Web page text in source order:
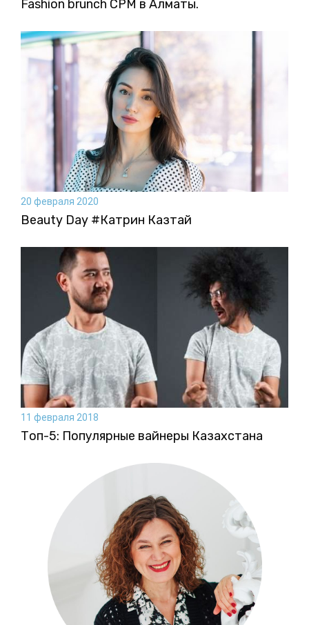
Fashion brunch CPM в Алматы.
20 февраля 2020
Beauty Day #Катрин Казтай
11 февраля 2018
Топ-5: Популярные вайнеры Казахстана